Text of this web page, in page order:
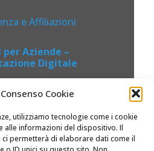
Cookie
utilizziamo tecnologie come i cookie
alle informazioni del dispositivo. Il
permetterà di elaborare dati come il
e Affiliazioni
per Aziende –
Digitale